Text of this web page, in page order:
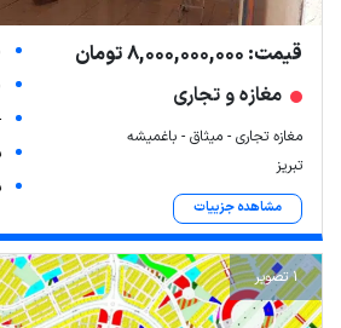
قیمت: 8,000,000,000 تومان
مغازه و تجاری
مغازه تجاری - میثاق - باغمیشه
تبریز
مشاهده جزییات
1 تصویر